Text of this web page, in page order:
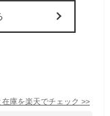
在庫を楽天でチェック >>